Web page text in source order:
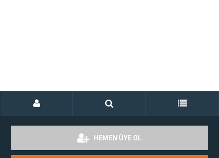
HEMEN ÜYE OL